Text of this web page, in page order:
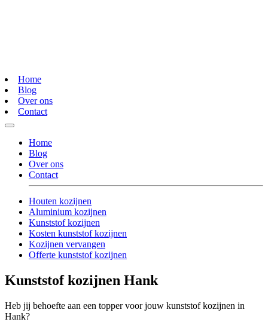
Home
Blog
Over ons
Contact
Home
Blog
Over ons
Contact
Houten kozijnen
Aluminium kozijnen
Kunststof kozijnen
Kosten kunststof kozijnen
Kozijnen vervangen
Offerte kunststof kozijnen
Kunststof kozijnen Hank
Heb jij behoefte aan een topper voor jouw kunststof kozijnen in
Hank?